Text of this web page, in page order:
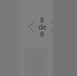
8
de
8